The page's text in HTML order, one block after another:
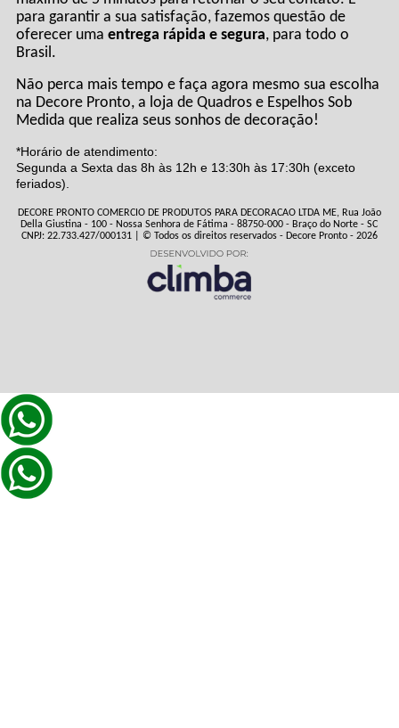
para garantir a sua satisfação, fazemos questão de
oferecer uma entrega rápida e segura, para todo o
Brasil.
Não perca mais tempo e faça agora mesmo sua escolha
na Decore Pronto, a loja de Quadros e Espelhos Sob
Medida que realiza seus sonhos de decoração!
*Horário de atendimento:
Segunda a Sexta das 8h às 12h e 13:30h às 17:30h (exceto
feriados).
DECORE PRONTO COMERCIO DE PRODUTOS PARA DECORACAO LTDA ME, Rua João
Della Giustina - 100 - Nossa Senhora de Fátima - 88750-000 - Braço do Norte - SC
CNPJ: 22.733.427/000131 | © Todos os direitos reservados - Decore Pronto - 2026